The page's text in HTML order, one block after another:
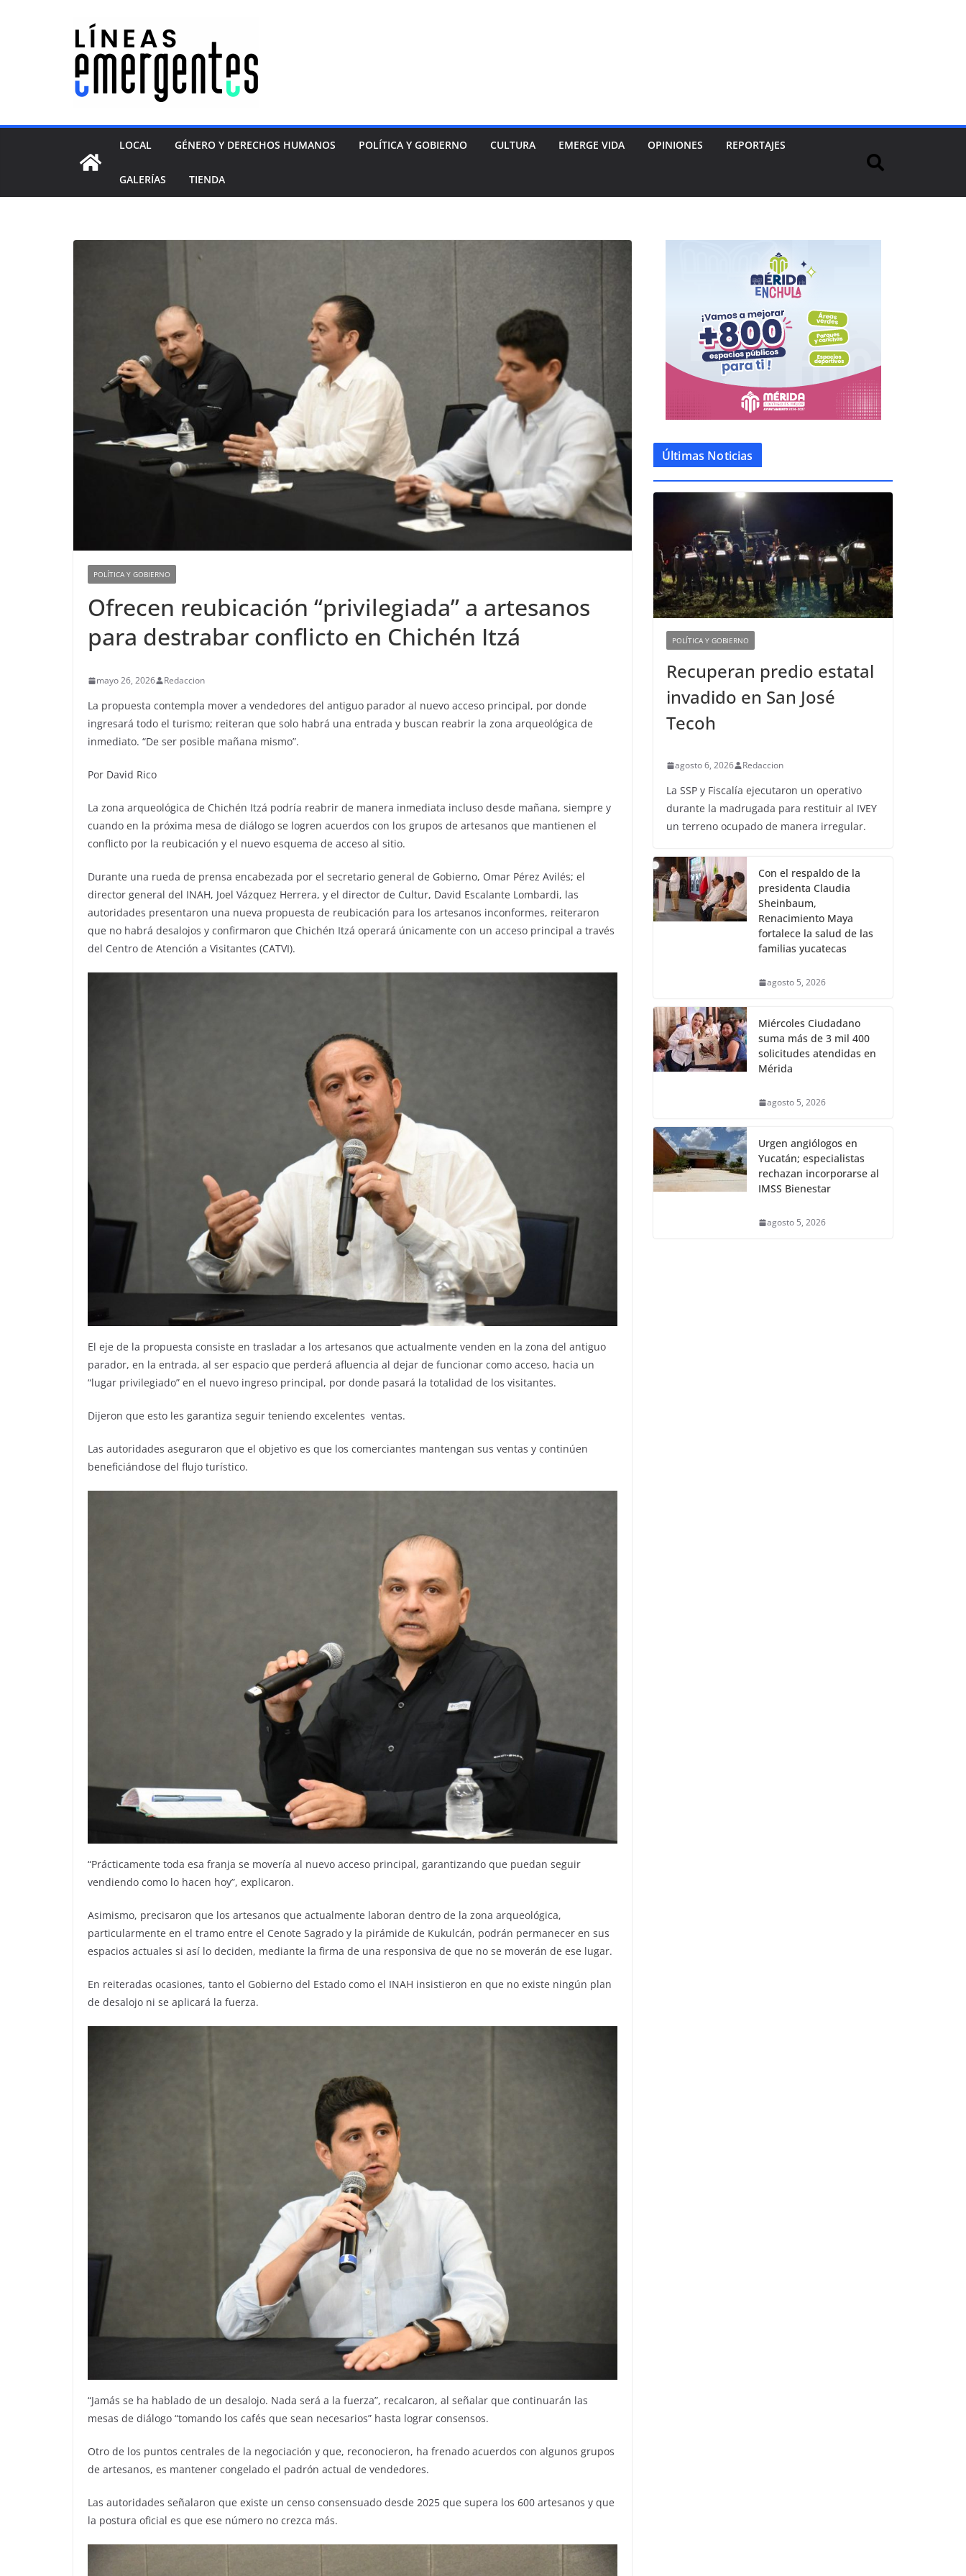
LOCAL GÉNERO Y DERECHOS HUMANOS POLÍTICA Y GOBIERNO CULTURA EMERGE VIDA OPINIONES REPORTAJES
GALERÍAS TIENDA
POLÍTICA Y GOBIERNO
Ofrecen reubicación “privilegiada” a artesanos
para destrabar conflicto en Chichén Itzá
mayo 26, 2026 Redaccion
La propuesta contempla mover a vendedores del antiguo parador al nuevo acceso principal, por donde
ingresará todo el turismo; reiteran que solo habrá una entrada y buscan reabrir la zona arqueológica de
inmediato. “De ser posible mañana mismo”.
Por David Rico
La zona arqueológica de Chichén Itzá podría reabrir de manera inmediata incluso desde mañana, siempre y
cuando en la próxima mesa de diálogo se logren acuerdos con los grupos de artesanos que mantienen el
conflicto por la reubicación y el nuevo esquema de acceso al sitio.
Durante una rueda de prensa encabezada por el secretario general de Gobierno, Omar Pérez Avilés; el
director general del INAH, Joel Vázquez Herrera, y el director de Cultur, David Escalante Lombardi, las
autoridades presentaron una nueva propuesta de reubicación para los artesanos inconformes, reiteraron
que no habrá desalojos y confirmaron que Chichén Itzá operará únicamente con un acceso principal a través
del Centro de Atención a Visitantes (CATVI).
El eje de la propuesta consiste en trasladar a los artesanos que actualmente venden en la zona del antiguo
parador, en la entrada, al ser espacio que perderá afluencia al dejar de funcionar como acceso, hacia un
“lugar privilegiado” en el nuevo ingreso principal, por donde pasará la totalidad de los visitantes.
Dijeron que esto les garantiza seguir teniendo excelentes ventas.
Las autoridades aseguraron que el objetivo es que los comerciantes mantengan sus ventas y continúen
beneficiándose del flujo turístico.
“Prácticamente toda esa franja se movería al nuevo acceso principal, garantizando que puedan seguir
vendiendo como lo hacen hoy”, explicaron.
Asimismo, precisaron que los artesanos que actualmente laboran dentro de la zona arqueológica,
particularmente en el tramo entre el Cenote Sagrado y la pirámide de Kukulcán, podrán permanecer en sus
espacios actuales si así lo deciden, mediante la firma de una responsiva de que no se moverán de ese lugar.
En reiteradas ocasiones, tanto el Gobierno del Estado como el INAH insistieron en que no existe ningún plan
de desalojo ni se aplicará la fuerza.
“Jamás se ha hablado de un desalojo. Nada será a la fuerza”, recalcaron, al señalar que continuarán las
mesas de diálogo “tomando los cafés que sean necesarios” hasta lograr consensos.
Otro de los puntos centrales de la negociación y que, reconocieron, ha frenado acuerdos con algunos grupos
de artesanos, es mantener congelado el padrón actual de vendedores.
Las autoridades señalaron que existe un censo consensuado desde 2025 que supera los 600 artesanos y que
la postura oficial es que ese número no crezca más.
Últimas Noticias
POLÍTICA Y GOBIERNO
Recuperan predio estatal
invadido en San José
Tecoh
agosto 6, 2026 Redaccion
La SSP y Fiscalía ejecutaron un operativo
durante la madrugada para restituir al IVEY
un terreno ocupado de manera irregular.
Con el respaldo de la
presidenta Claudia
Sheinbaum,
Renacimiento Maya
fortalece la salud de las
familias yucatecas
agosto 5, 2026
Miércoles Ciudadano
suma más de 3 mil 400
solicitudes atendidas en
Mérida
agosto 5, 2026
Urgen angiólogos en
Yucatán; especialistas
rechazan incorporarse al
IMSS Bienestar
agosto 5, 2026